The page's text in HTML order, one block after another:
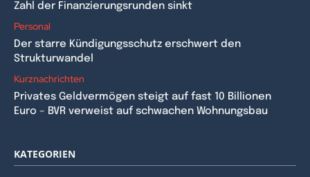
Zahl der Finanzierungsrunden sinkt
Personal
Der starre Kündigungsschutz erschwert den
Strukturwandel
Kurznachrichten
Privates Geldvermögen steigt auf fast 10 Billionen
Euro – BVR verweist auf schwachen Wohnungsbau
KATEGORIEN